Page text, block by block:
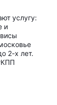
услугу:
и
2-х лет.